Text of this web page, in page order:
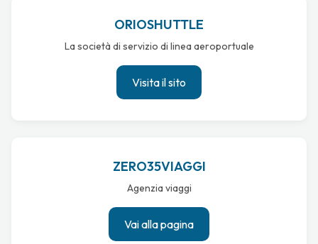
ORIOSHUTTLE
La società di servizio di linea aeroportuale
Visita il sito
ZERO35VIAGGI
Agenzia viaggi
Vai alla pagina